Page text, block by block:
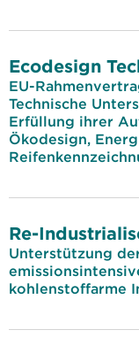
Ecodesign
EU-
Technische
Erfüllung ihrer
Ökodesign,
Re-
Unterstützung
kohlenstoffarme